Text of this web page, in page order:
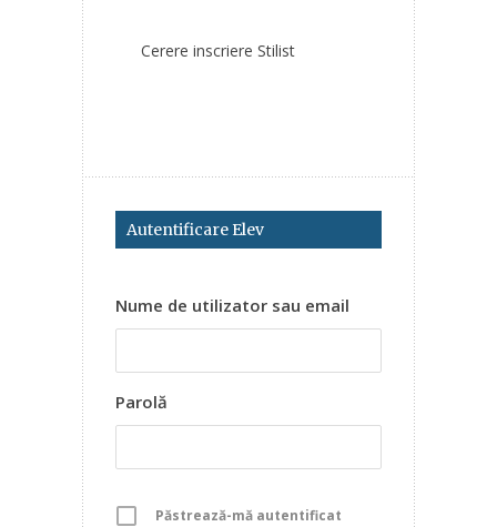
Cerere inscriere Stilist
Autentificare Elev
Nume de utilizator sau email
Parolă
Păstrează-mă autentificat